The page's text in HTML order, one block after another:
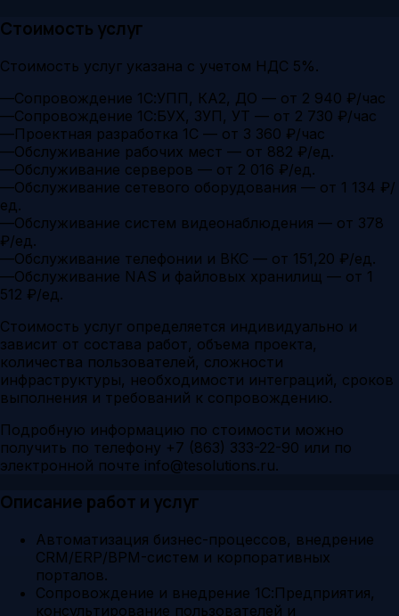
Стоимость услуг
Стоимость услуг указана с учетом НДС 5%.
—Сопровождение 1С:УПП, КА2, ДО — от 2 940 ₽/час
—Сопровождение 1С:БУХ, ЗУП, УТ — от 2 730 ₽/час
—Проектная разработка 1С — от 3 360 ₽/час
—Обслуживание рабочих мест — от 882 ₽/ед.
—Обслуживание серверов — от 2 016 ₽/ед.
—Обслуживание сетевого оборудования — от 1 134 ₽/
ед.
—Обслуживание систем видеонаблюдения — от 378
₽/ед.
—Обслуживание телефонии и ВКС — от 151,20 ₽/ед.
—Обслуживание NAS и файловых хранилищ — от 1
512 ₽/ед.
Стоимость услуг определяется индивидуально и
зависит от состава работ, объема проекта,
количества пользователей, сложности
инфраструктуры, необходимости интеграций, сроков
выполнения и требований к сопровождению.
Подробную информацию по стоимости можно
получить по телефону +7 (863) 333-22-90 или по
электронной почте info@tesolutions.ru.
Описание работ и услуг
Автоматизация бизнес-процессов, внедрение
CRM/ERP/BPM-систем и корпоративных
порталов.
Сопровождение и внедрение 1С:Предприятия,
консультирование пользователей и